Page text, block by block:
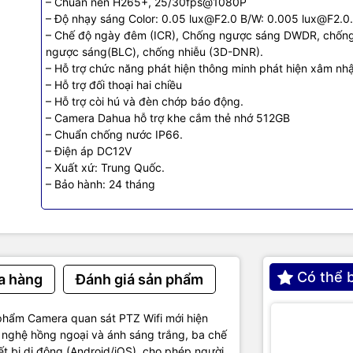
– Độ nhạy sáng Color: 0.05 lux@F2.0 B/W: 0.005 lux@F2.0.
– Chế độ ngày đêm (ICR), Chống ngược sáng DWDR,
ngược sáng(BLC), chống nhiễu (3D-DNR).
– Hỗ trợ chức năng phát hiện thông minh phát hiện xâm
– Hỗ trợ đối thoại hai chiều
– Hỗ trợ còi hú và đèn chớp báo động.
– Camera Dahua hỗ trợ khe cắm thẻ nhớ 512GB
– Chuẩn chống nước IP66.
– Điện áp DC12V
– Xuất xứ: Trung Quốc.
– Bảo hành: 24 tháng
hàng Đánh giá sản phẩm
Camera quan sát PTZ Wifi mới hiện
hồng ngoại và ánh sáng trắng, ba chế
Có thể
DAHUA DH-SD2A500-GN-
PTZ WIFI cảm biến CMOS kích thước 1/2.8”
H265+, 25/30fps@1080P
Color: 0.05 lux@F2.0 B/W: 0.005 lux@F2.0.
đêm (ICR), Chống ngược sáng DWDR, chống ngược sáng(BLC),
năng phát hiện thông minh phát hiện xâm nhập.
thoại hai chiều
hú và đèn chớp báo động.
hỗ trợ khe cắm thẻ nhớ 512GB
nước IP66.
phân phối và cung cấp giải pháp công nghệ uy tín tại Việt Nam.
cấp đa dạng sản phẩm: Laptop,Máy tính PC Máy chủ - Server,
Linh kiện máy tính,Điện
máy giặt, máy hút ẩm... cùng nhiều thiết bị công nghệ khác.
phẩm chính hãng, giá tốt, dịch vụ chuyên nghiệp
, đáp ứng tối